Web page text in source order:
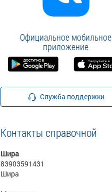
Официальное мобильное
приложение
Служба поддержки
Контакты справочной
Шира
83903591431
Шира